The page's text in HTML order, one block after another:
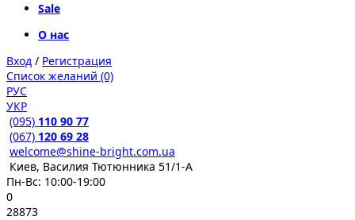
Sale
О нас
Вход / Регистрация
Список желаний (0)
РУС
УКР
(095) 110 90 77
(067) 120 69 28
welcome@shine-bright.com.ua
Киев, Василия Тютюнника 51/1-А
Пн-Вс: 10:00-19:00
0
28873